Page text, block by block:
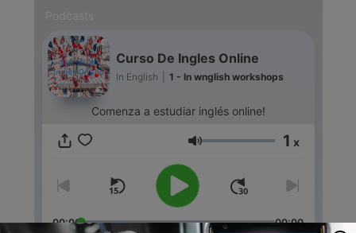
Curso De Ingles Online
In English 1 - In wnglish workshops
Comenza a estudiar inglés online!
Volumen 1 x
00:00 00:00